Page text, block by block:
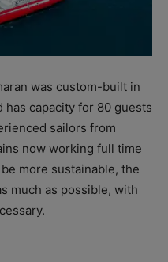
was custom-built in
has capacity for 80 guests
sailors from
now working full time
more sustainable, the
much as possible, with